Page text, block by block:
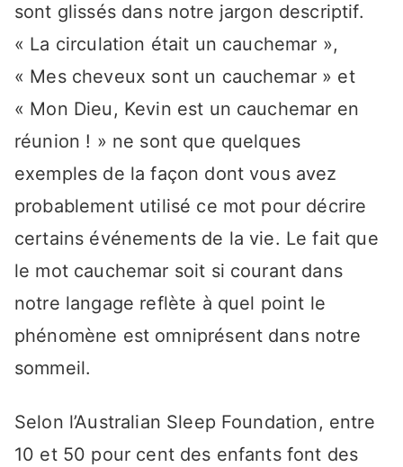
sont glissés dans notre jargon descriptif.
« La circulation était un cauchemar »,
« Mes cheveux sont un cauchemar » et
« Mon Dieu, Kevin est un cauchemar en
réunion ! » ne sont que quelques
exemples de la façon dont vous avez
probablement utilisé ce mot pour décrire
certains événements de la vie. Le fait que
le mot cauchemar soit si courant dans
notre langage reflète à quel point le
phénomène est omniprésent dans notre
sommeil.
Selon l’Australian Sleep Foundation, entre
10 et 50 pour cent des enfants font des